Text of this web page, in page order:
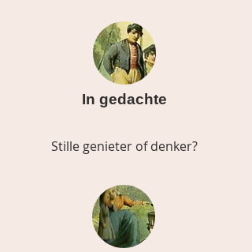
In gedachte
Stille genieter of denker?